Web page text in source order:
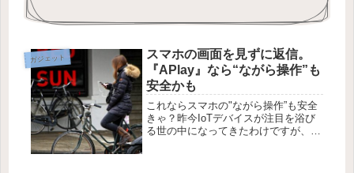
ガジェット
スマホの画面を見ずに返信。
『APlay』なら“ながら操作”も
安全かも
これならスマホの"ながら操作”も安全
きゃ？昨今IoTデバイスが注目を浴び
る世の中になってきたわけですが、ス